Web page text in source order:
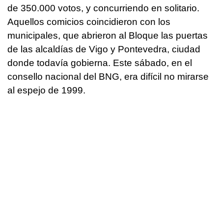
de 350.000 votos, y concurriendo en solitario.
Aquellos comicios coincidieron con los
municipales, que abrieron al Bloque las puertas
de las alcaldías de Vigo y Pontevedra, ciudad
donde todavía gobierna. Este sábado, en el
consello nacional del BNG, era difícil no mirarse
al espejo de 1999.